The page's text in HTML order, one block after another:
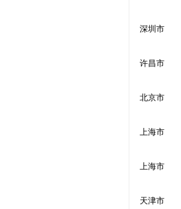
深圳市
许昌市
北京市
上海市
上海市
天津市